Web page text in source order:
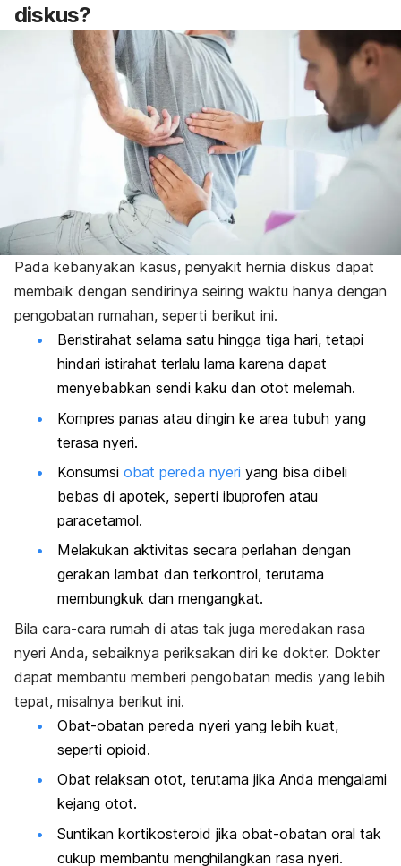
diskus?
Pada kebanyakan kasus, penyakit hernia diskus dapat
membaik dengan sendirinya seiring waktu hanya dengan
pengobatan rumahan, seperti berikut ini.
Beristirahat selama satu hingga tiga hari, tetapi
hindari istirahat terlalu lama karena dapat
menyebabkan sendi kaku dan otot melemah.
Kompres panas atau dingin ke area tubuh yang
terasa nyeri.
Konsumsi obat pereda nyeri yang bisa dibeli
bebas di apotek, seperti ibuprofen atau
paracetamol.
Melakukan aktivitas secara perlahan dengan
gerakan lambat dan terkontrol, terutama
membungkuk dan mengangkat.
Bila cara-cara rumah di atas tak juga meredakan rasa
nyeri Anda, sebaiknya periksakan diri ke dokter. Dokter
dapat membantu memberi pengobatan medis yang lebih
tepat, misalnya berikut ini.
Obat-obatan pereda nyeri yang lebih kuat,
seperti opioid.
Obat relaksan otot, terutama jika Anda mengalami
kejang otot.
Suntikan kortikosteroid jika obat-obatan oral tak
cukup membantu menghilangkan rasa nyeri.